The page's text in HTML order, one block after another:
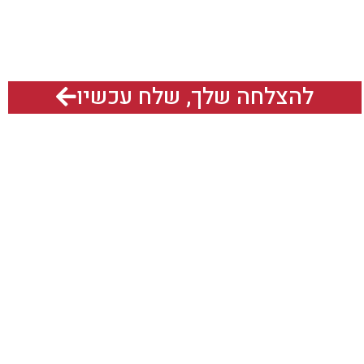
להצלחה שלך, שלח עכשיו